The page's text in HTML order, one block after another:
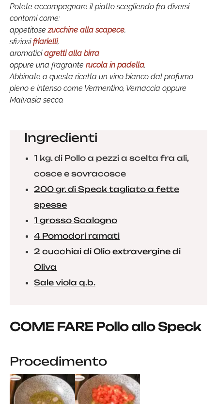
Potete accompagnare il piatto scegliendo fra diversi
contorni come:
appetitosezucchine alla scapece,
sfiziosifriarielli,
aromaticiagretti alla birra
oppure una fragrante rucola in padella.
Abbinate a questa ricetta un vino bianco dal profumo
pieno e intenso come Vermentino, Vernaccia oppure
Malvasia secco.
Ingredienti
1 kg. di Pollo a pezzi a scelta fra ali,
cosce e sovracosce
200 gr. di Speck tagliato a fette
spesse
1 grosso Scalogno
4 Pomodori ramati
2 cucchiai di Olio extravergine di
Oliva
Sale viola q.b.
COME FARE Pollo allo Speck
Procedimento